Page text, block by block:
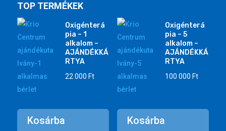
TOP TERMÉKEK
Oxigénterá
pia – 1
alkalom –
AJÁNDÉKKÁ
RTYA
22 000 Ft
Kosárba
Oxigénterá
pia – 5
alkalom –
AJÁNDÉKKÁ
RTYA
100 000 Ft
Kosárba